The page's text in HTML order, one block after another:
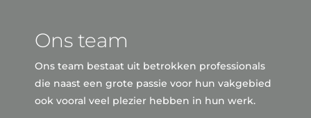
Ons team
Ons team bestaat uit betrokken professionals
die naast een grote passie voor hun vakgebied
ook vooral veel plezier hebben in hun werk.